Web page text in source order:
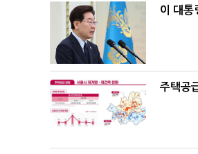
이 대통
주택공